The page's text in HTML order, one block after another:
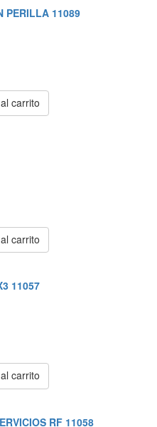
PERILLA 11089
carrito
carrito
11057
carrito
RF 11058